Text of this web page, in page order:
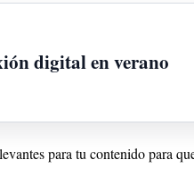
digital en verano
para tu contenido para